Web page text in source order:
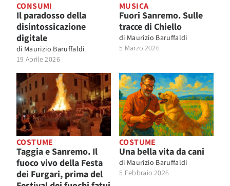
CONSUMI
Il paradosso della
disintossicazione
digitale
di Maurizio Baruffaldi
19 Aprile 2026
MUSICA
Fuori Sanremo. Sulle
tracce di Chiello
di Maurizio Baruffaldi
5 Marzo 2026
COSTUME
Taggia e Sanremo. Il
fuoco vivo della Festa
dei Furgari, prima del
COSTUME
Una bella vita da cani
di Maurizio Baruffaldi
5 Febbraio 2026